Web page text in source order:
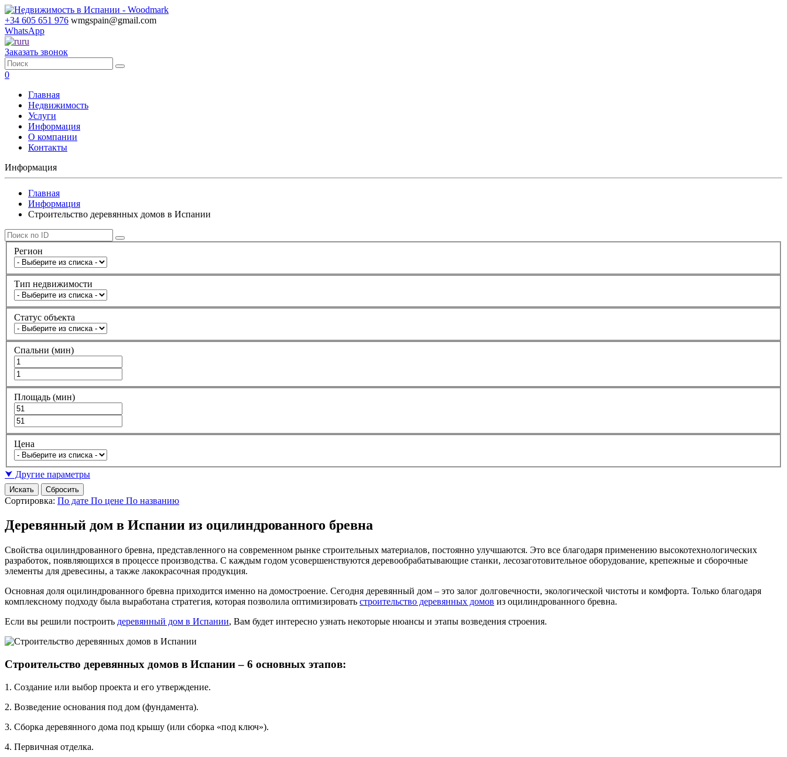
+34 605 651 976 wmgspain@gmail.com
WhatsApp
ru
Заказать звонок
0
Главная
Недвижимость
Услуги
Информация
О компании
Контакты
Информация
Главная
Информация
Строительство деревянных домов в Испании
Регион
Тип недвижимости
Статус объекта
Спальни (мин)
Площадь (мин)
Цена
⮟ Другие параметры
Искать Сбросить
Сортировка: По дате По цене По названию
Деревянный дом в Испании из оцилиндрованного бревна
Свойства оцилиндрованного бревна, представленного на современном рынке строительных материалов, постоянно улучшаются. Это все благодаря применению высокотехнологических
разработок, появляющихся в процессе производства. С каждым годом усовершенствуются деревообрабатывающие станки, лесозаготовительное оборудование, крепежные и сборочные
элементы для древесины, а также лакокрасочная продукция.
Основная доля оцилиндрованного бревна приходится именно на домостроение. Сегодня деревянный дом – это залог долговечности, экологической чистоты и комфорта. Только благодаря
комплексному подходу была выработана стратегия, которая позволила оптимизировать строительство деревянных домов из оцилиндрованного бревна.
Если вы решили построить деревянный дом в Испании, Вам будет интересно узнать некоторые нюансы и этапы возведения строения.
Строительство деревянных домов в Испании – 6 основных этапов:
1. Создание или выбор проекта и его утверждение.
2. Возведение основания под дом (фундамента).
3. Сборка деревянного дома под крышу (или сборка «под ключ»).
4. Первичная отделка.